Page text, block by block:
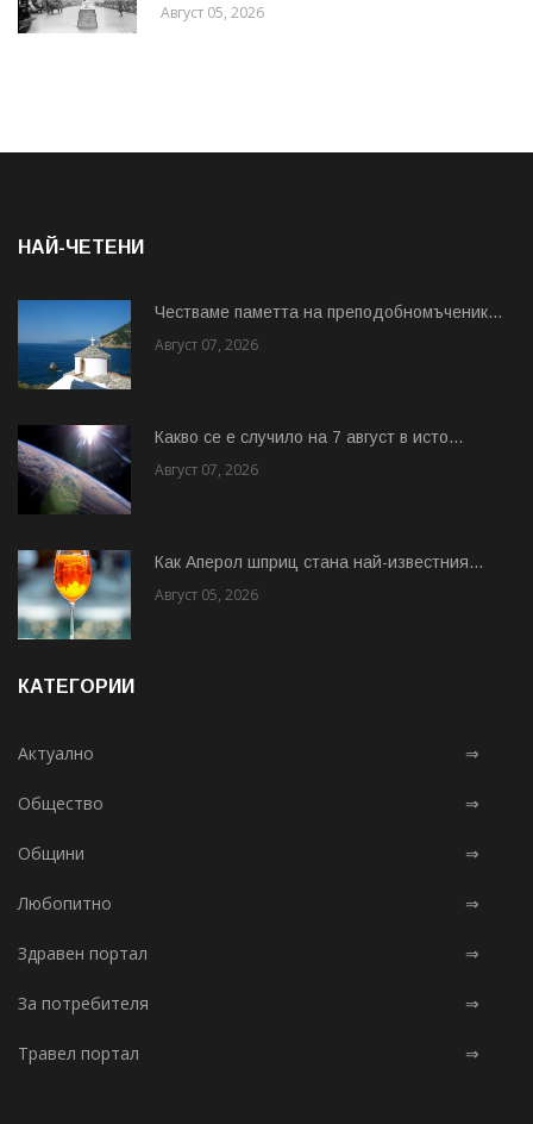
Август 05, 2026
НАЙ-ЧЕТЕНИ
Честваме паметта на преподобномъченик...
Август 07, 2026
Какво се е случило на 7 август в исто...
Август 07, 2026
Как Аперол шприц стана най-известния...
Август 05, 2026
КАТЕГОРИИ
Актуално ⇒
Общество ⇒
Общини ⇒
Любопитно ⇒
Здравен портал ⇒
За потребителя ⇒
Травел портал ⇒